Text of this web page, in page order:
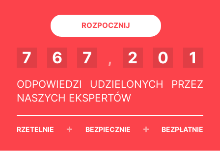
ROZPOCZNIJ
7 6 7 , 2 0 1
ODPOWIEDZI UDZIELONYCH PRZEZ
NASZYCH EKSPERTÓW
RZETELNIE + BEZPIECZNIE + BEZPŁATNIE